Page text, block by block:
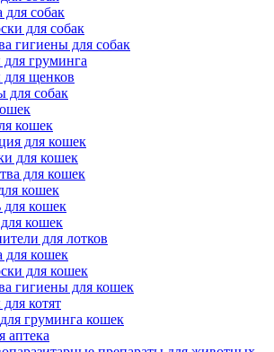
собак
для собак
гигиены для собак
груминга
щенков
для собак
кошек
для кошек
для кошек
для кошек
кошек
кошек
кошек
для лотков
для кошек
для кошек
гигиены для кошек
котят
груминга кошек
аптека